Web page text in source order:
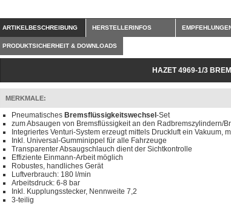
ARTIKELBESCHREIBUNG HERSTELLERINFOS
PRODUKTSICHERHEIT & DOWNLOADS
HAZET 4969-1/3
MERKMALE:
Pneumatisches Bremsflüssigkeitswechsel -Set
zum Absaugen von Bremsflüssigkeit an den Radbremszylindern/
Integriertes Venturi-System erzeugt mittels Druckluft ein Vakuum,
Inkl. Universal-Gumminippel für alle Fahrzeuge
Transparenter Absaugschlauch dient der Sichtkontrolle
Effiziente Einmann-Arbeit möglich
Robustes, handliches Gerät
Luftverbrauch: 180 l/min
Arbeitsdruck: 6-8 bar
Inkl. Kupplungsstecker, Nennweite 7,2
3-teilig